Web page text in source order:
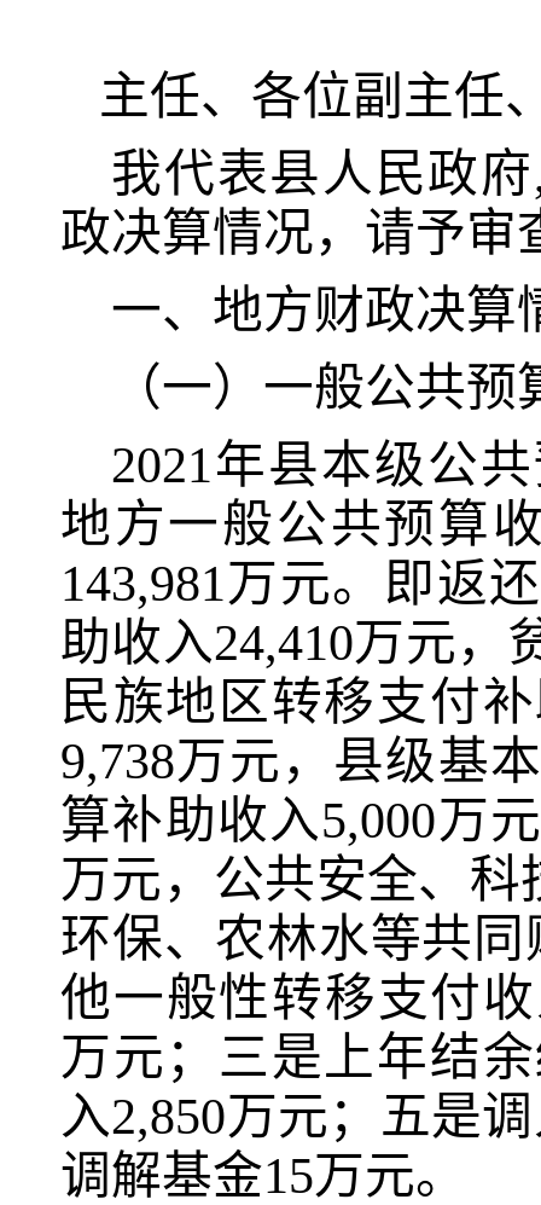
主任、各位副主任
我代表县人民政府
政决算情况，请予审
一、地方财政决算
（一）一般公共
2021年县本级公
地方一般公共预算
143,981万元。即返
助收入24,410万元，
民族地区转移支付
9,738万元，县级基
算补助收入5,000万
万元，公共安全、
环保、农林水等共
他一般性转移支付
万元；三是上年结
入2,850万元；五是
调解基金15万元。